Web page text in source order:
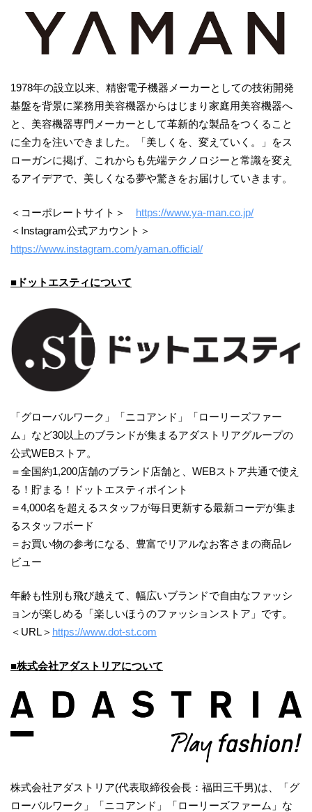
1978年の設立以来、精密電子機器メーカーとしての技術開発
基盤を背景に業務用美容機器からはじまり家庭用美容機器へ
と、美容機器専門メーカーとして革新的な製品をつくること
に全力を注いできました。「美しくを、変えていく。」をス
ローガンに掲げ、これからも先端テクノロジーと常識を変え
るアイデアで、美しくなる夢や驚きをお届けしていきます。
＜コーポレートサイト＞ https://www.ya-man.co.jp/
＜Instagram公式アカウント＞
https://www.instagram.com/yaman.official/
■ドットエスティについて
「グローバルワーク」「ニコアンド」「ローリーズファー
ム」など30以上のブランドが集まるアダストリアグループの
公式WEBストア。
＝全国約1,200店舗のブランド店舗と、WEBストア共通で使え
る！貯まる！ドットエスティポイント
＝4,000名を超えるスタッフが毎日更新する最新コーデが集ま
るスタッフボード
＝お買い物の参考になる、豊富でリアルなお客さまの商品レ
ビュー
年齢も性別も飛び越えて、幅広いブランドで自由なファッシ
ョンが楽しめる「楽しいほうのファッションストア」です。
＜URL＞ https://www.dot-st.com
■株式会社アダストリアについて
株式会社アダストリア(代表取締役会長：福田三千男)は、「グ
ローバルワーク」「ニコアンド」「ローリーズファーム」な